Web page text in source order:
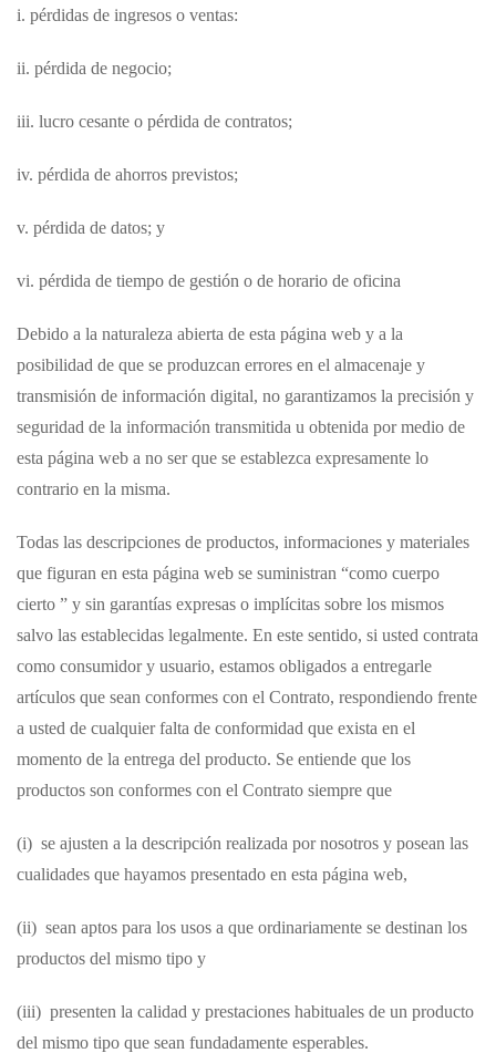
i. pérdidas de ingresos o ventas:
ii. pérdida de negocio;
iii. lucro cesante o pérdida de contratos;
iv. pérdida de ahorros previstos;
v. pérdida de datos; y
vi. pérdida de tiempo de gestión o de horario de oficina
Debido a la naturaleza abierta de esta página web y a la
posibilidad de que se produzcan errores en el almacenaje y
transmisión de información digital, no garantizamos la precisión y
seguridad de la información transmitida u obtenida por medio de
esta página web a no ser que se establezca expresamente lo
contrario en la misma.
Todas las descripciones de productos, informaciones y materiales
que figuran en esta página web se suministran “como cuerpo
cierto ” y sin garantías expresas o implícitas sobre los mismos
salvo las establecidas legalmente. En este sentido, si usted contrata
como consumidor y usuario, estamos obligados a entregarle
artículos que sean conformes con el Contrato, respondiendo frente
a usted de cualquier falta de conformidad que exista en el
momento de la entrega del producto. Se entiende que los
productos son conformes con el Contrato siempre que
(i) se ajusten a la descripción realizada por nosotros y posean las
cualidades que hayamos presentado en esta página web,
(ii) sean aptos para los usos a que ordinariamente se destinan los
productos del mismo tipo y
(iii) presenten la calidad y prestaciones habituales de un producto
del mismo tipo que sean fundadamente esperables.